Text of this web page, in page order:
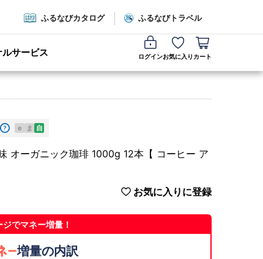
ふるなびカタログ ふるなびトラベル
サービス ログインお気に入り カート
e ま 自
オーガニック珈琲 1000g 12本【 コーヒー ア
お気に入りに登録
でマネー増量！
増量の内訳